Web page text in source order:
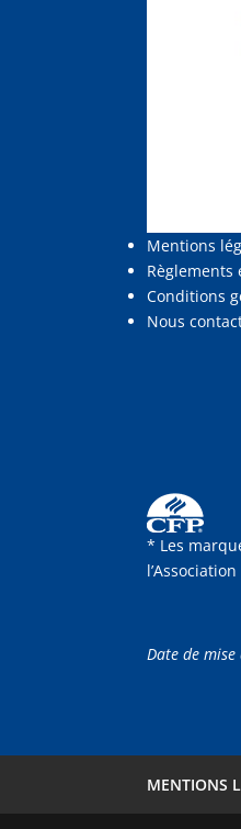
Mentions
Règlements
Conditions
Nous
* Les
Date de
MENTIONS